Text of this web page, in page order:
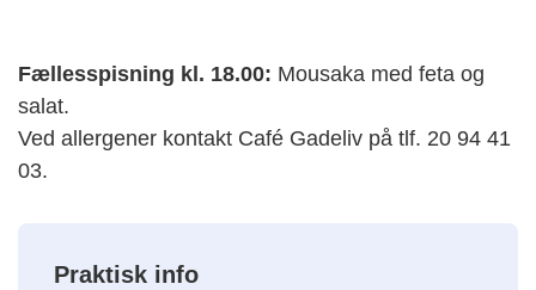
Fællesspisning kl. 18.00: Mousaka med feta og
salat.
Ved allergener kontakt Café Gadeliv på tlf. 20 94 41
03.
Praktisk info